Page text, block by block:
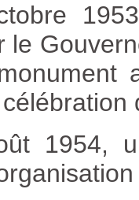
le
1954,